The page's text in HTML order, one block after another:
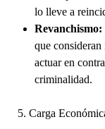
lo lleve a
Revanchismo:
que consideran
actuar en
criminalidad.
5. Carga